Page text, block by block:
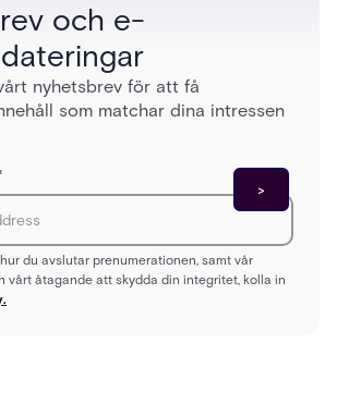
och e-
nyhetsbrev för att få
som matchar dina intressen
du avslutar prenumerationen, samt vår
vårt åtagande att skydda din integritet, kolla in